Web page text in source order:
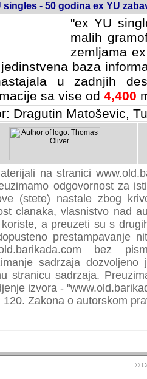
singles - 50 godina ex YU
"ex YU
malih
zemljama
baza
u zadnjih
sa vise od 4,400
Dragutin Matoševic,
na stranici
odgovornost za
(stete) nastale zbog
clanaka, vlasnistvo nad
a preuzeti su s
prestampavanje
bez
sadrzaja
stranicu sadrzaja.
izvora -
120. Zakona o autorskom
©